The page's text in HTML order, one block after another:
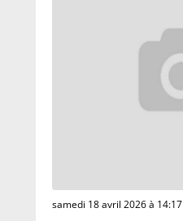
samedi 18 avril 2026 à 14:17